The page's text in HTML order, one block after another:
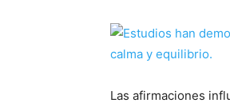
Las afirmaciones